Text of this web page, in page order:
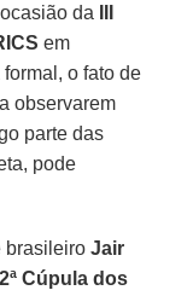
da
em
o fato de
observarem
parte das
pode
brasileiroJair
Cúpula dos